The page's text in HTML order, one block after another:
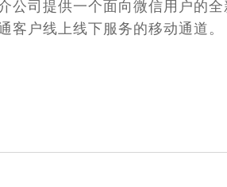
司提供一个面向微信用户的
户线上线下服务的移动通道。